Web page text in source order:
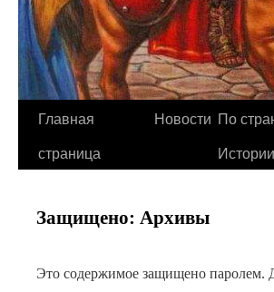
Главная
страница
Новости По
Истории
Защищено: Архивы
Это содержимое защищено паролем.